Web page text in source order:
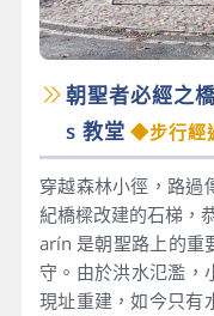
朝聖者必經之
s 教堂 ◆步行經
穿越森林小徑，路過
紀橋樑改建的石梯，
arín 是朝聖路上的重
守。由於洪水氾濫，
現址重建，如今只有